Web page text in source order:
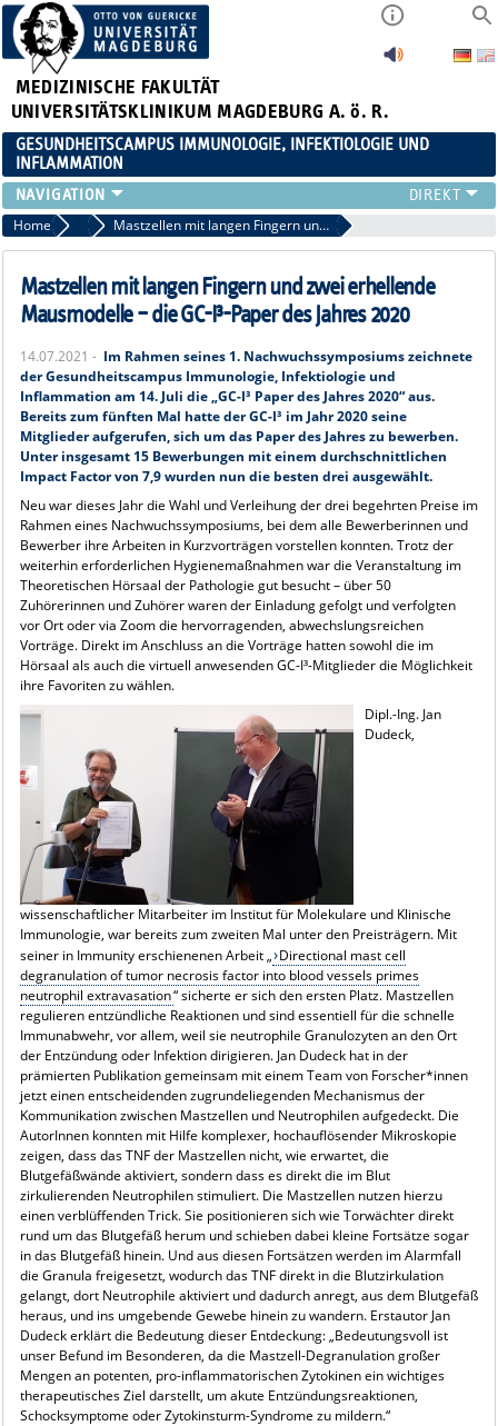
MEDIZINISCHE FAKULTÄT
UNIVERSITÄTSKLINIKUM MAGDEBURG A. ö. R.
GESUNDHEITSCAMPUS IMMUNOLOGIE, INFEKTIOLOGIE UND
INFLAMMATION
ÜBER UNS
MITGLIEDER
PAPER D. JAHRES
AKTUELLES
VERANSTALTUNGEN
LINKS
KONTAKT
Home Paper d. Jahres Mastzellen mit langen Fingern und zwei erhellende Mausmodelle
Mastzellen mit langen Fingern und zwei erhellende
Mausmodelle – die GC-I³-Paper des Jahres 2020
14.07.2021 - Im Rahmen seines 1. Nachwuchssymposiums zeichnete
der Gesundheitscampus Immunologie, Infektiologie und
Inflammation am 14. Juli die „GC-I³ Paper des Jahres 2020“ aus.
Bereits zum fünften Mal hatte der GC-I³ im Jahr 2020 seine
Mitglieder aufgerufen, sich um das Paper des Jahres zu bewerben.
Unter insgesamt 15 Bewerbungen mit einem durchschnittlichen
Impact Factor von 7,9 wurden nun die besten drei ausgewählt.
Neu war dieses Jahr die Wahl und Verleihung der drei begehrten Preise im
Rahmen eines Nachwuchssymposiums, bei dem alle Bewerberinnen und
Bewerber ihre Arbeiten in Kurzvorträgen vorstellen konnten. Trotz der
weiterhin erforderlichen Hygienemaßnahmen war die Veranstaltung im
Theoretischen Hörsaal der Pathologie gut besucht – über 50
Zuhörerinnen und Zuhörer waren der Einladung gefolgt und verfolgten
vor Ort oder via Zoom die hervorragenden, abwechslungsreichen
Vorträge. Direkt im Anschluss an die Vorträge hatten sowohl die im
Hörsaal als auch die virtuell anwesenden GC-I³-Mitglieder die Möglichkeit
ihre Favoriten zu wählen.
Dipl.-Ing. Jan
Dudeck,
wissenschaftlicher Mitarbeiter im Institut für Molekulare und Klinische
Immunologie, war bereits zum zweiten Mal unter den Preisträgern. Mit
seiner in Immunity erschienenen Arbeit „ Directional mast cell
degranulation of tumor necrosis factor into blood vessels primes
neutrophil extravasation“ sicherte er sich den ersten Platz. Mastzellen
regulieren entzündliche Reaktionen und sind essentiell für die schnelle
Immunabwehr, vor allem, weil sie neutrophile Granulozyten an den Ort
der Entzündung oder Infektion dirigieren. Jan Dudeck hat in der
prämierten Publikation gemeinsam mit einem Team von Forscher*innen
jetzt einen entscheidenden zugrundeliegenden Mechanismus der
Kommunikation zwischen Mastzellen und Neutrophilen aufgedeckt. Die
AutorInnen konnten mit Hilfe komplexer, hochauflösender Mikroskopie
zeigen, dass das TNF der Mastzellen nicht, wie erwartet, die
Blutgefäßwände aktiviert, sondern dass es direkt die im Blut
zirkulierenden Neutrophilen stimuliert. Die Mastzellen nutzen hierzu
einen verblüffenden Trick. Sie positionieren sich wie Torwächter direkt
rund um das Blutgefäß herum und schieben dabei kleine Fortsätze sogar
in das Blutgefäß hinein. Und aus diesen Fortsätzen werden im Alarmfall
die Granula freigesetzt, wodurch das TNF direkt in die Blutzirkulation
gelangt, dort Neutrophile aktiviert und dadurch anregt, aus dem Blutgefäß
heraus, und ins umgebende Gewebe hinein zu wandern. Erstautor Jan
Dudeck erklärt die Bedeutung dieser Entdeckung: „Bedeutungsvoll ist
unser Befund im Besonderen, da die Mastzell-Degranulation großer
Mengen an potenten, pro-inflammatorischen Zytokinen ein wichtiges
therapeutisches Ziel darstellt, um akute Entzündungsreaktionen,
Schocksymptome oder Zytokinsturm-Syndrome zu mildern.“